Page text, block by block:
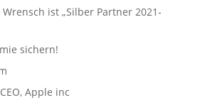
ist „Silber Partner 2021-
sichern!
Apple inc